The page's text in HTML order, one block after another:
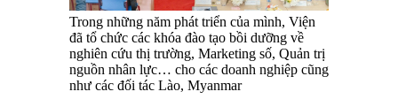
Trong những năm phát triển của mình, Viện
đã tổ chức các khóa đào tạo bồi dưỡng về
nghiên cứu thị trường, Marketing số, Quản trị
nguồn nhân lực… cho các doanh nghiệp cũng
như các đối tác Lào, Myanmar